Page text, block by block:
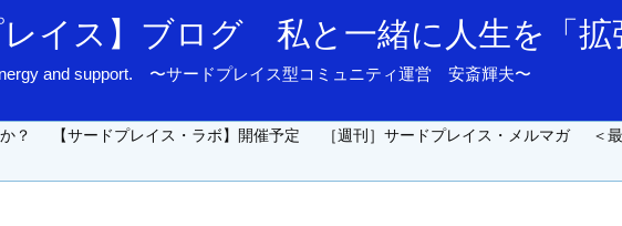
レイス】ブログ 私と一緒に人生を「
and support. 〜サードプレイス型コミュニティ運営 安斎輝夫〜
？ 【サードプレイス・ラボ】開催予定 ［週刊］サードプレイス・メルマガ
＜